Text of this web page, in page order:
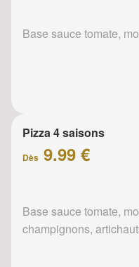
Base sauce tomate,
Pizza 4 saisons
Dès 9.99 €
Base sauce tomate,
champignons,